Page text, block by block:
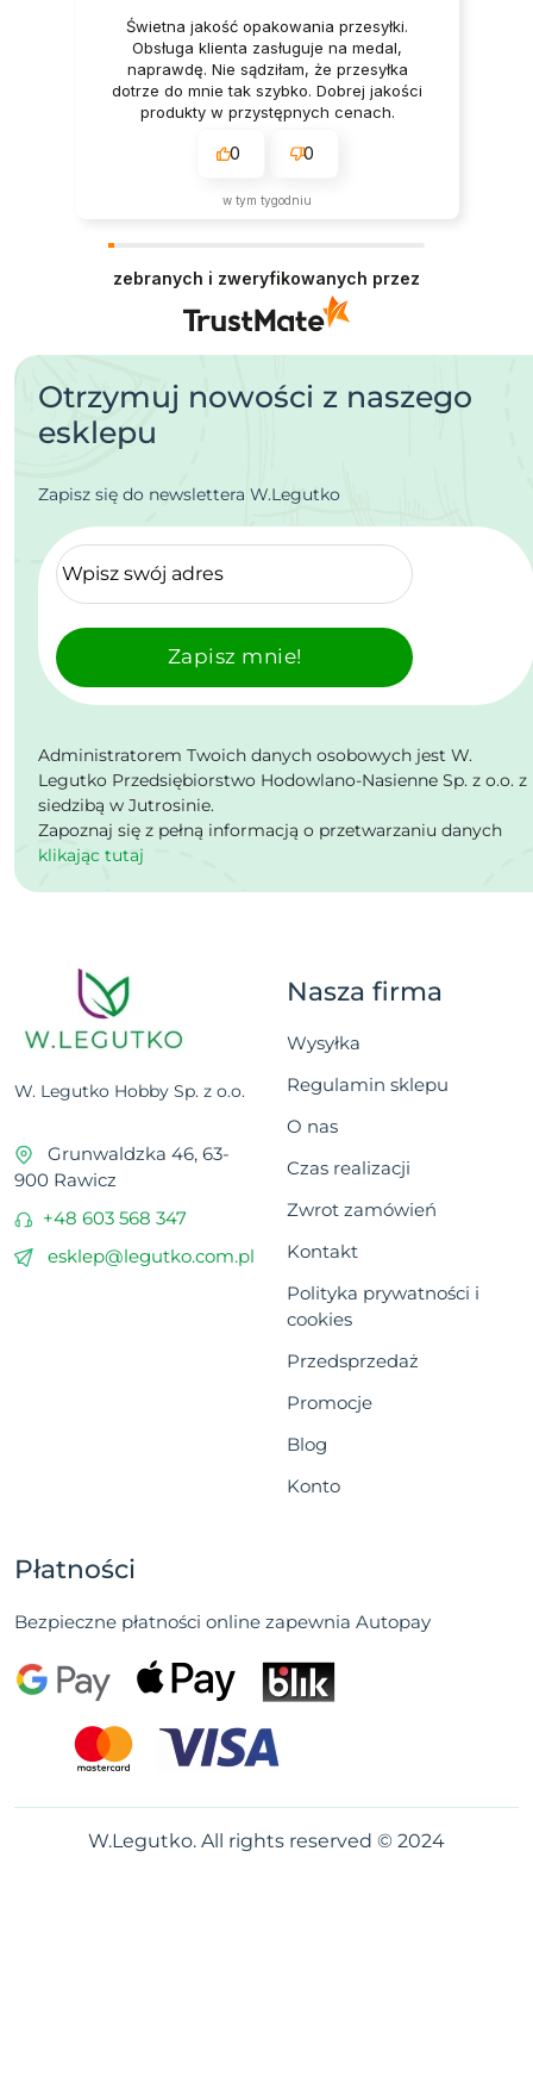
Świetna jakość opakowania przesyłki.
Obsługa klienta zasługuje na medal,
naprawdę. Nie sądziłam, że przesyłka
dotrze do mnie tak szybko. Dobrej jakości
produkty w przystępnych cenach.
0 0
w tym tygodniu
zebranych i zweryfikowanych przez
Otrzymuj nowości z naszego
esklepu
Zapisz się do newslettera W.Legutko
Zapisz mnie!
Administratorem Twoich danych osobowych jest W.
Legutko Przedsiębiorstwo Hodowlano-Nasienne Sp. z o.o. z
siedzibą w Jutrosinie.
Zapoznaj się z pełną informacją o przetwarzaniu danych
klikając tutaj
W. Legutko Hobby Sp. z o.o.
Grunwaldzka 46, 63-
900 Rawicz
+48 603 568 347
esklep@legutko.com.pl
Nasza firma
Wysyłka
Regulamin sklepu
O nas
Czas realizacji
Zwrot zamówień
Kontakt
Polityka prywatności i
cookies
Przedsprzedaż
Promocje
Blog
Konto
Płatności
Bezpieczne płatności online zapewnia Autopay
W.Legutko. All rights reserved © 2024